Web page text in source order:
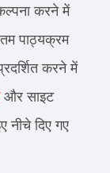
करने में
पाठ्यक्रम
करने में
और साइट
नीचे दिए गए